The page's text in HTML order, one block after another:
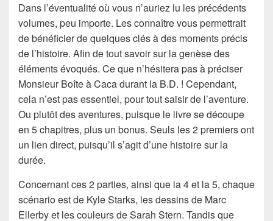
Dans l’éventualité où vous n’auriez lu les précédents
volumes, peu importe. Les connaître vous permettrait
de bénéficier de quelques clés à des moments précis
de l’histoire. Afin de tout savoir sur la genèse des
éléments évoqués. Ce que n’hésitera pas à préciser
Monsieur Boîte à Caca durant la B.D. ! Cependant,
cela n’est pas essentiel, pour tout saisir de l’aventure.
Ou plutôt des aventures, puisque le livre se découpe
en 5 chapitres, plus un bonus. Seuls les 2 premiers ont
un lien direct, puisqu’il s’agit d’une histoire sur la
durée.
Concernant ces 2 parties, ainsi que la 4 et la 5, chaque
scénario est de Kyle Starks, les dessins de Marc
Ellerby et les couleurs de Sarah Stern. Tandis que